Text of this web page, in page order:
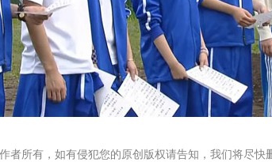
者所有，如有侵犯您的原创版权请告知，我们将尽快